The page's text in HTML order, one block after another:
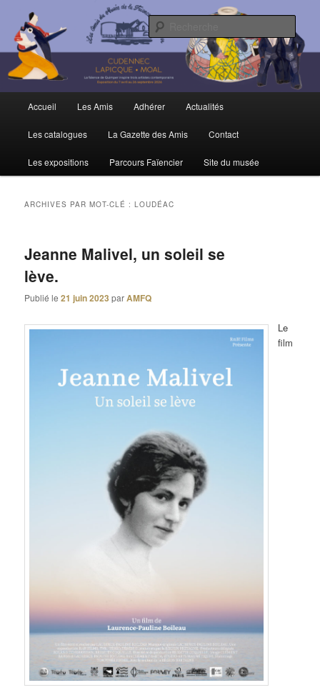
contenu
principal
contenu
secondaireAmis du Musée et de la Faïence de
Quimper
Trois siècles de tradition faïencière
principal
Accueil Les Amis Adhérer Actualités
Les catalogues La Gazette des Amis Contact
Les expositions Parcours Faïencier Site du musée
ARCHIVES PAR MOT-CLÉ :LOUDÉAC
Jeanne Malivel, un soleil se
lève.
Publié le21 juin 2023 parAMFQ
Le
film